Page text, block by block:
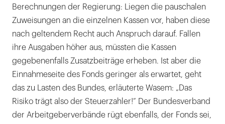
Berechnungen der Regierung: Liegen die pauschalen
Zuweisungen an die einzelnen Kassen vor, haben diese
nach geltendem Recht auch Anspruch darauf. Fallen
ihre Ausgaben höher aus, müssten die Kassen
gegebenenfalls Zusatzbeiträge erheben. Ist aber die
Einnahmeseite des Fonds geringer als erwartet, geht
das zu Lasten des Bundes, erläuterte Wasem: „Das
Risiko trägt also der Steuerzahler!“ Der Bundesverband
der Arbeitgeberverbände rügt ebenfalls, der Fonds sei,